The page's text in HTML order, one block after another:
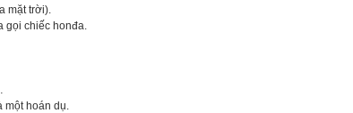
mặt trời).
gọi chiếc honđa.
một hoán dụ.